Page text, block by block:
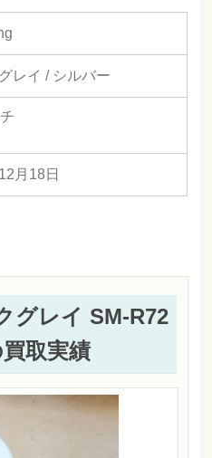
レイ / シルバー
月18日
グレイ SM-R72
取実績